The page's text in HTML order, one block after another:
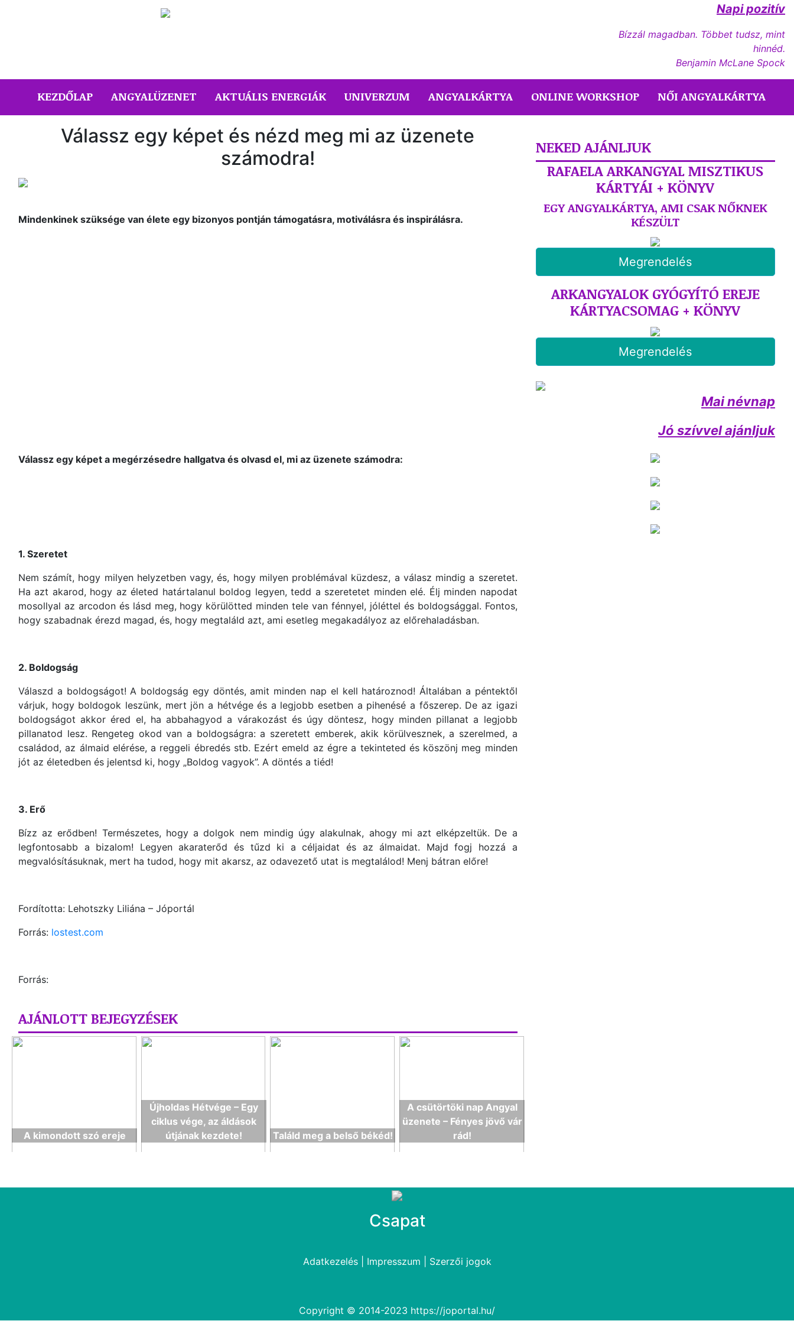
Napi pozitív
Bízzál magadban. Többet tudsz, mint
hinnéd.
Benjamin McLane Spock
KEZDŐLAP(CURRENT)
ANGYALÜZENET AKTUÁLIS ENERGIÁK UNIVERZUM ANGYALKÁRTYA ONLINE WORKSHOP NŐI ANGYALKÁRTYA
Válassz egy képet és nézd meg mi az üzenete
számodra!
Mindenkinek szüksége van élete egy bizonyos pontján támogatásra, motiválásra és inspirálásra.
Válassz egy képet a megérzésedre hallgatva és olvasd el, mi az üzenete számodra:
1. Szeretet
Nem számít, hogy milyen helyzetben vagy, és, hogy milyen problémával küzdesz, a válasz mindig a szeretet.
Ha azt akarod, hogy az életed határtalanul boldog legyen, tedd a szeretetet minden elé. Élj minden napodat
mosollyal az arcodon és lásd meg, hogy körülötted minden tele van fénnyel, jóléttel és boldogsággal. Fontos,
hogy szabadnak érezd magad, és, hogy megtaláld azt, ami esetleg megakadályoz az előrehaladásban.
2. Boldogság
Válaszd a boldogságot! A boldogság egy döntés, amit minden nap el kell határoznod! Általában a péntektől
várjuk, hogy boldogok leszünk, mert jön a hétvége és a legjobb esetben a pihenésé a főszerep. De az igazi
boldogságot akkor éred el, ha abbahagyod a várakozást és úgy döntesz, hogy minden pillanat a legjobb
pillanatod lesz. Rengeteg okod van a boldogságra: a szeretett emberek, akik körülvesznek, a szerelmed, a
családod, az álmaid elérése, a reggeli ébredés stb. Ezért emeld az égre a tekinteted és köszönj meg minden
jót az életedben és jelentsd ki, hogy „Boldog vagyok”. A döntés a tiéd!
3. Erő
Bízz az erődben! Természetes, hogy a dolgok nem mindig úgy alakulnak, ahogy mi azt elképzeltük. De a
legfontosabb a bizalom! Legyen akaraterőd és tűzd ki a céljaidat és az álmaidat. Majd fogj hozzá a
megvalósításuknak, mert ha tudod, hogy mit akarsz, az odavezető utat is megtalálod! Menj bátran előre!
Fordította: Lehotszky Liliána – Jóportál
Forrás: lostest.com
Forrás:
AJÁNLOTT BEJEGYZÉSEK
A kimondott szó ereje
Újholdas Hétvége – Egy
ciklus vége, az áldások
útjának kezdete!
Találd meg a belső békéd!
A csütörtöki nap Angyal
üzenete – Fényes jövő vár
rád!
NEKED AJÁNLJUK
RAFAELA ARKANGYAL MISZTIKUS
KÁRTYÁI + KÖNYV
EGY ANGYALKÁRTYA, AMI CSAK NŐKNEK
KÉSZÜLT
Megrendelés
ARKANGYALOK GYÓGYÍTÓ EREJE
KÁRTYACSOMAG + KÖNYV
Megrendelés
Mai névnap
Jó szívvel ajánljuk
Csapat
Adatkezelés| Impresszum Szerzői jogok
Copyright © 2014-2023 https://joportal.hu/